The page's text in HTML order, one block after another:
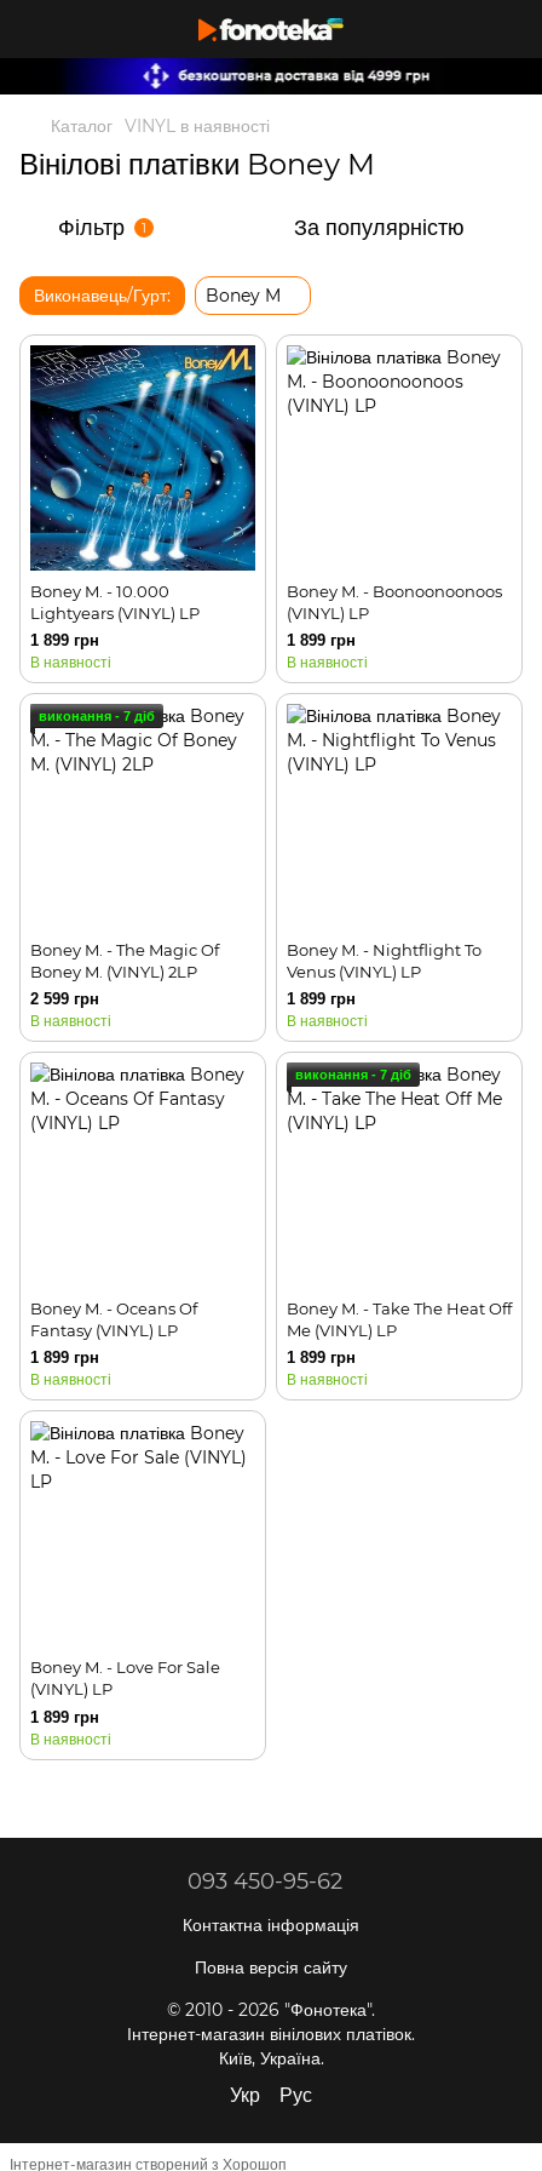
Каталог VINYL в наявності
Вінілові платівки Boney M
Фільтр 1 За популярністю
Виконавець/Гурт: Boney M
Boney M. - 10.000
Lightyears (VINYL) LP
1 899 грн
В наявності
Boney M. - Boonoonoonoos
(VINYL) LP
1 899 грн
В наявності
виконання - 7 діб
Boney M. - The Magic Of
Boney M. (VINYL) 2LP
2 599 грн
В наявності
Boney M. - Nightflight To
Venus (VINYL) LP
1 899 грн
В наявності
Boney M. - Oceans Of
Fantasy (VINYL) LP
1 899 грн
В наявності
виконання - 7 діб
Boney M. - Take The Heat Off
Me (VINYL) LP
1 899 грн
В наявності
Boney M. - Love For Sale
(VINYL) LP
1 899 грн
В наявності
093 450-95-62
Контактна інформація
Повна версія сайту
© 2010 - 2026 "Фонотека".
Інтернет-магазин вінілових платівок.
Київ, Україна.
Укр Рус
Інтернет-магазин створений з Хорошоп